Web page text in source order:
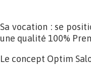
Sa vocation : se
une qualité 100%
Le concept Optim